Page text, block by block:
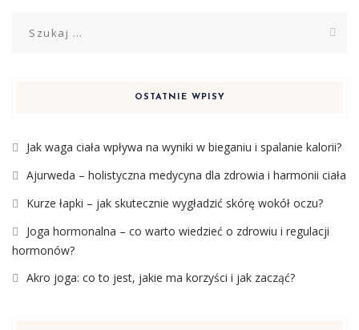
OSTATNIE WPISY
Jak waga ciała wpływa na wyniki w bieganiu i spalanie kalorii?
Ajurweda – holistyczna medycyna dla zdrowia i harmonii ciała
Kurze łapki – jak skutecznie wygładzić skórę wokół oczu?
Joga hormonalna – co warto wiedzieć o zdrowiu i regulacji
hormonów?
Akro joga: co to jest, jakie ma korzyści i jak zacząć?